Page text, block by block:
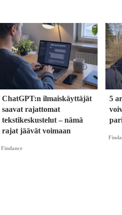
ChatGPT:n ilmaiskäyttäjät
saavat rajattomat
tekstikeskustelut – nämä
rajat jäävät voimaan
Findance
5